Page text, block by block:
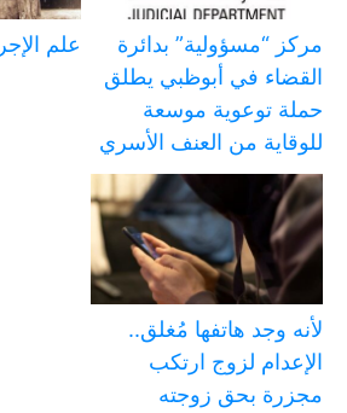
مركز “مسؤولية” بدائرة
القضاء في أبوظبي يطلق
حملة توعوية موسعة
للوقاية من العنف الأسري
علم
لأنه وجد هاتفها مُغلق..
الإعدام لزوج ارتكب
مجزرة بحق زوجته